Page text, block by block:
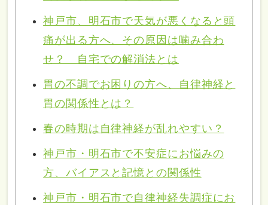
神戸市、明石市で天気が悪くなると頭
痛が出る方へ、その原因は噛み合わ
せ？ 自宅での解消法とは
胃の不調でお困りの方へ、自律神経と
胃の関係性とは？
春の時期は自律神経が乱れやすい？
神戸市・明石市で不安症にお悩みの
方、バイアスと記憶との関係性
神戸市・明石市で自律神経失調症にお